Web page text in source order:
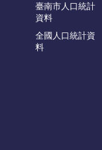
臺南市人口統計
資料
全國人口統計資
料